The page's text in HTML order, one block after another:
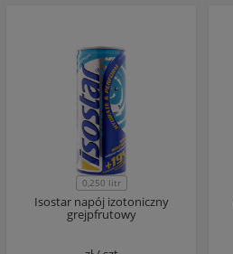
0,250 litr
Isostar napój izotoniczny
grejpfrutowy